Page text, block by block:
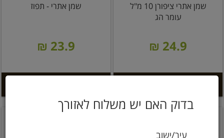
בדוק האם יש משלוח לאזורך
עיר/ישוב
שמן אתרי ציפורן 10 מ"ל
עומר הג
24.9 ₪
שמן אתרי - תפוז
23.9 ₪